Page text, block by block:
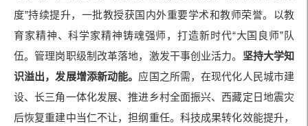
度”持续提升，一批教授获国内外重要学术和教师荣誉。以教
育家精神、科学家精神铸魂强师，打造新时代“大国良师”队
伍。管理岗职级制改革落地，激发干事创业活力。 坚持大学知
识溢出，发展增添新动能。 应国之所需，在现代化人民城市建
设、长三角一体化发展、推进乡村全面振兴、西藏定日地震灾
后恢复重建中当仁不让，担纲重任。科技成果转化效能提升，